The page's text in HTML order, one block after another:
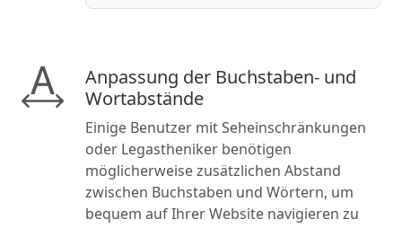
Anpassung der Buchstaben- und
Wortabstände
Einige Benutzer mit Seheinschränkungen
oder Legastheniker benötigen
möglicherweise zusätzlichen Abstand
zwischen Buchstaben und Wörtern, um
bequem auf Ihrer Website navigieren zu